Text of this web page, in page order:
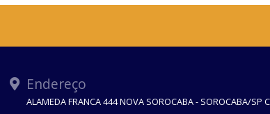
Endereço
ALAMEDA FRANCA 444 NOVA SOROCABA - SOROCABA/SP